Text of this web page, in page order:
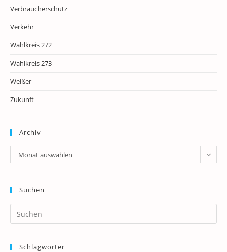
Verbraucherschutz
Verkehr
Wahlkreis 272
Wahlkreis 273
Weißer
Zukunft
Archiv
Archiv
Monat auswählen
Suchen
Schlagwörter